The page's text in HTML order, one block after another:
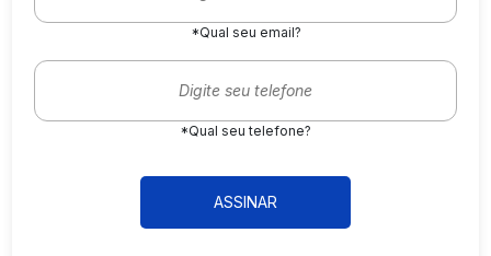
*Qual seu email?
*Qual seu telefone?
ASSINAR